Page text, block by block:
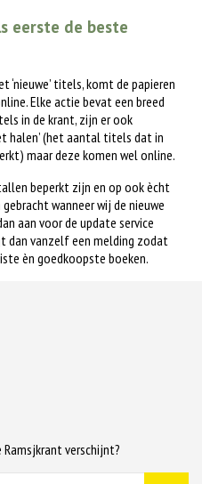
eerste de beste
‘nieuwe’ titels, komt de papieren
Elke actie bevat een breed
in de krant, zijn er ook
halen’ (het aantal titels dat in
maar deze komen wel online.
beperkt zijn en op ook ècht
wanneer wij de nieuwe
aan voor de update service
dan vanzelf een melding zodat
èn goedkoopste boeken.
verschijnt?